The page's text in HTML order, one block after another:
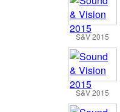
S&V 2015
S&V 2015